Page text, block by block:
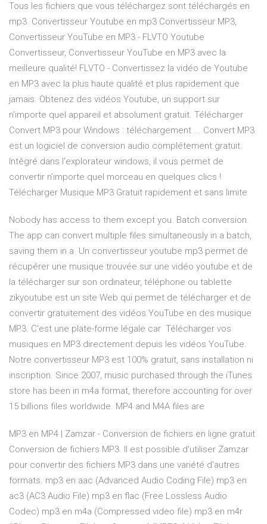
Tous les fichiers que vous téléchargez sont téléchargés en
mp3. Convertisseur Youtube en mp3 Convertisseur MP3,
Convertisseur YouTube en MP3 - FLVTO Youtube
Convertisseur, Convertisseur YouTube en MP3 avec la
meilleure qualité! FLVTO - Convertissez la vidéo de Youtube
en MP3 avec la plus haute qualité et plus rapidement que
jamais. Obtenez des vidéos Youtube, un support sur
n'importe quel appareil et absolument gratuit. Télécharger
Convert MP3 pour Windows : téléchargement ... Convert MP3
est un logiciel de conversion audio complétement gratuit.
Intégré dans l'explorateur windows, il vous permet de
convertir n'importe quel morceau en quelques clics !
Télécharger Musique MP3 Gratuit rapidement et sans limite
Nobody has access to them except you. Batch conversion.
The app can convert multiple files simultaneously in a batch,
saving them in a Un convertisseur youtube mp3 permet de
récupérer une musique trouvée sur une vidéo youtube et de
la télécharger sur son ordinateur, téléphone ou tablette
zikyoutube est un site Web qui permet de télécharger et de
convertir gratuitement des vidéos YouTube en des musique
MP3. C'est une plate-forme légale car Télécharger vos
musiques en MP3 directement depuis les vidéos YouTube.
Notre convertisseur MP3 est 100% gratuit, sans installation ni
inscription. Since 2007, music purchased through the iTunes
store has been in m4a format, therefore accounting for over
15 billions files worldwide. MP4 and M4A files are
MP3 en MP4 | Zamzar - Conversion de fichiers en ligne gratuit
Conversion de fichiers MP3. Il est possible d'utiliser Zamzar
pour convertir des fichiers MP3 dans une variété d'autres
formats. mp3 en aac (Advanced Audio Coding File) mp3 en
ac3 (AC3 Audio File) mp3 en flac (Free Lossless Audio
Codec) mp3 en m4a (Compressed video file) mp3 en m4r